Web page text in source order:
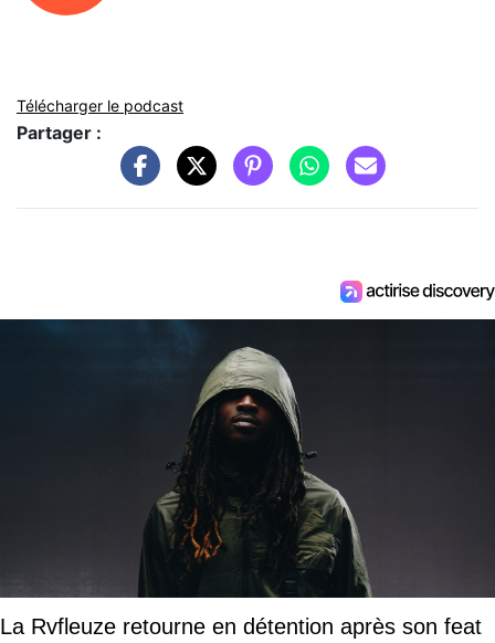
Télécharger le podcast
Partager :
La Rvfleuze retourne en détention après son feat